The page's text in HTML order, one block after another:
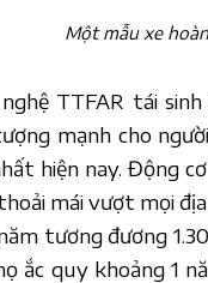
Một mẫu xe
TTFAR tái
mạnh cho
hiện nay. Động
mái vượt mọi
tương đương
ắc quy khoảng 1